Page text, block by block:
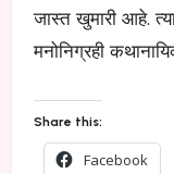
जास्त खुमारी आहे.
मनोनिग्रही
Share this:
Facebook